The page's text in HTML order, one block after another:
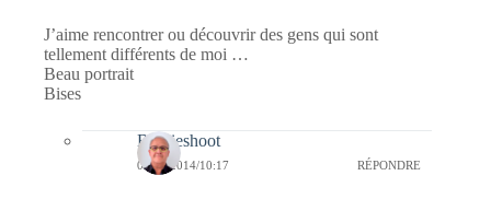
J’aime rencontrer ou découvrir des gens qui sont
tellement différents de moi …
Beau portrait
Bises
Bernieshoot
04/10/2014/10:17 RÉPONDRE